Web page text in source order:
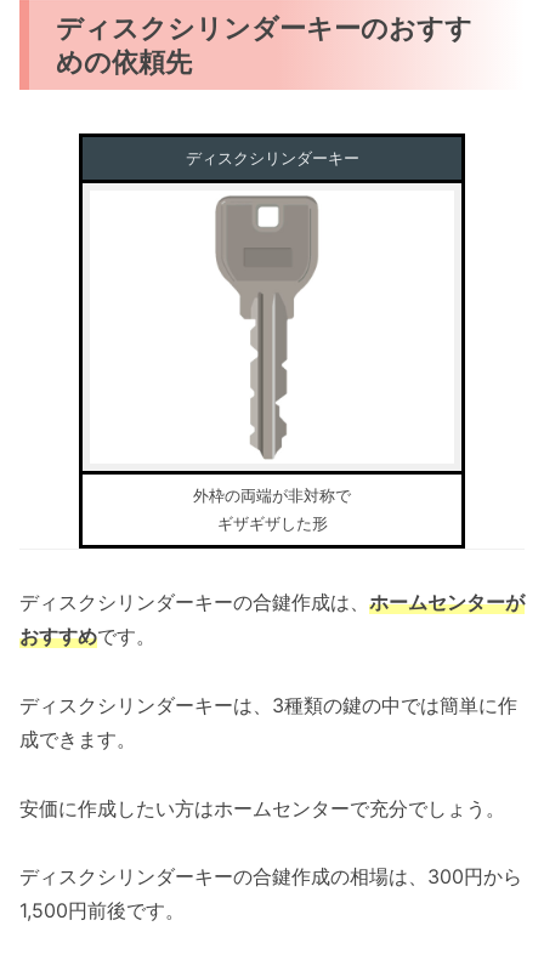
ディスクシリンダーキーのおすす
めの依頼先
ディスクシリンダーキー
外枠の両端が非対称で
ギザギザした形
ディスクシリンダーキーの合鍵作成は、 ホームセンターが
おすすめです。
ディスクシリンダーキーは、3種類の鍵の中では簡単に作
成できます。
安価に作成したい方はホームセンターで充分でしょう。
ディスクシリンダーキーの合鍵作成の相場は、300円から
1,500円前後です。